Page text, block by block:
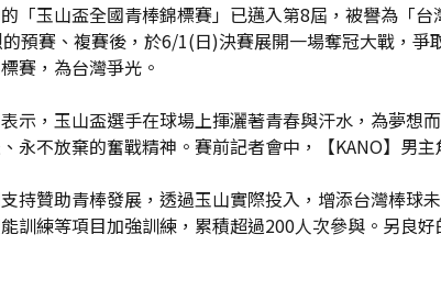
「玉山盃全國青棒錦標賽」已邁入第8屆，被譽為「
預賽、複賽後，於6/1(日)決賽展開一場奪冠大戰，
賽，為台灣爭光。
示，玉山盃選手在球場上揮灑著青春與汗水，為夢想
永不放棄的奮戰精神。賽前記者會中，【KANO】男
持贊助青棒發展，透過玉山實際投入，增添台灣棒
訓練等項目加強訓練，累積超過200人次參與。另良